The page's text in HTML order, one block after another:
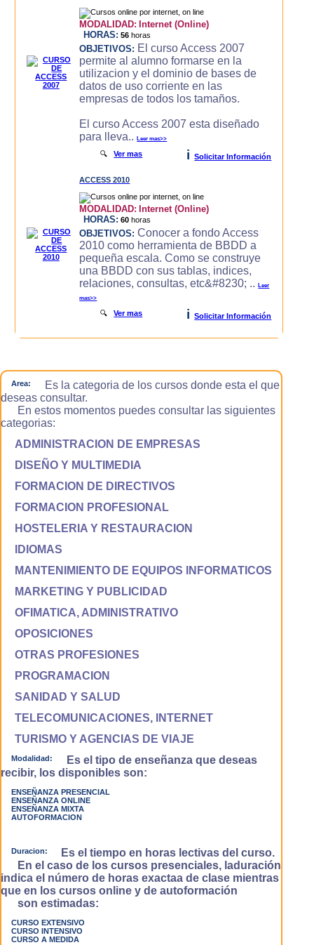
MODALIDAD: Internet (Online)
HORAS: 56 horas
OBJETIVOS: El curso Access 2007
permite al alumno formarse en la
utilizacion y el dominio de bases de
datos de uso corriente en las
empresas de todos los tamaños.
El curso Access 2007 esta diseñado
para lleva..Leer mas>>
🔍Ver mas i Solicitar Información
ACCESS 2010
MODALIDAD: Internet (Online)
HORAS: 60 horas
OBJETIVOS: Conocer a fondo Access
2010 como herramienta de BBDD a
pequeña escala. Como se construye
una BBDD con sus tablas, indices,
relaciones, consultas, etc&#8230; ..Leer
mas>>
🔍Ver mas i Solicitar Información
Area:
Es la categoria de los cursos donde esta el que
deseas consultar.
En estos momentos puedes consultar las siguientes
categorias:
ADMINISTRACION DE EMPRESAS
DISEÑO Y MULTIMEDIA
FORMACION DE DIRECTIVOS
FORMACION PROFESIONAL
HOSTELERIA Y RESTAURACION
IDIOMAS
MANTENIMIENTO DE EQUIPOS INFORMATICOS
MARKETING Y PUBLICIDAD
OFIMATICA, ADMINISTRATIVO
OPOSICIONES
OTRAS PROFESIONES
PROGRAMACION
SANIDAD Y SALUD
TELECOMUNICACIONES, INTERNET
TURISMO Y AGENCIAS DE VIAJE
Modalidad:
Es el tipo de enseñanza que deseas
recibir, los disponibles son:
ENSEÑANZA PRESENCIAL
ENSEÑANZA ONLINE
ENSEÑANZA MIXTA
AUTOFORMACION
Duracion:
Es el tiempo en horas lectivas del curso.
En el caso de los cursos presenciales, laduración
indica el número de horas exactaa de clase mientras
que en los cursos online y de autoformación
son estimadas:
CURSO EXTENSIVO
CURSO INTENSIVO
CURSO A MEDIDA